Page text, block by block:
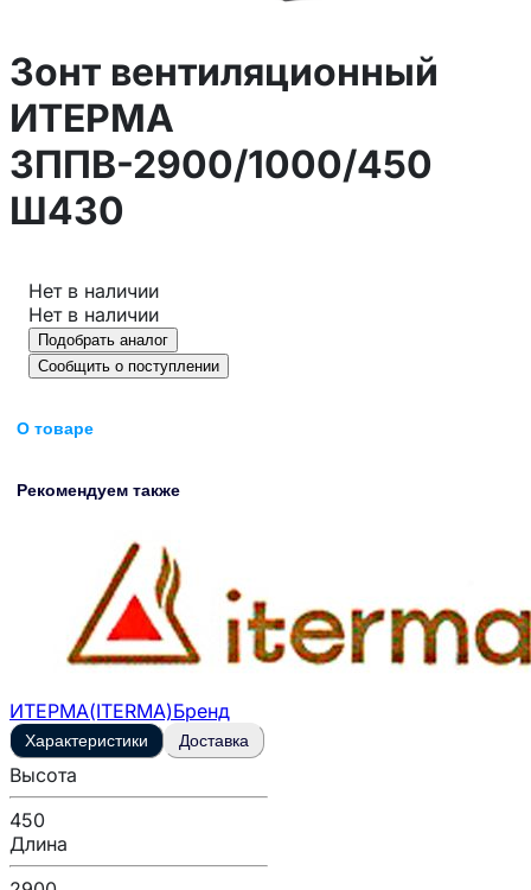
Зонт вентиляционный
ИТЕРМА
ЗППВ-2900/1000/450
Ш430
Нет в наличии
Нет в наличии
Подобрать аналог
Сообщить о поступлении
О товаре
Рекомендуем также
ИТЕРМА(ITERMA)Бренд
Характеристики Доставка
Высота
450
Длина